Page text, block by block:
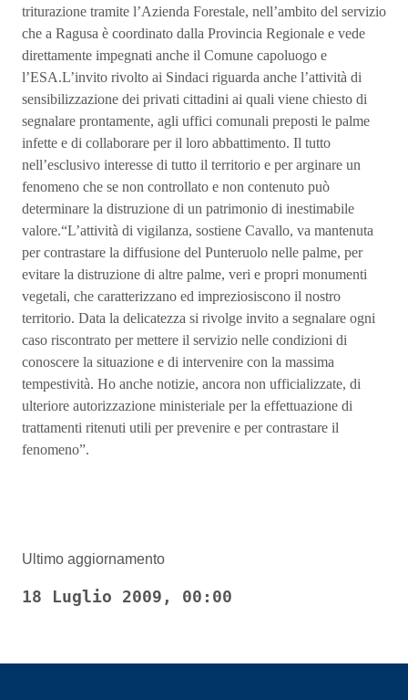
triturazione tramite l’Azienda Forestale, nell’ambito del servizio
che a Ragusa è coordinato dalla Provincia Regionale e vede
direttamente impegnati anche il Comune capoluogo e
l’ESA.L’invito rivolto ai Sindaci riguarda anche l’attività di
sensibilizzazione dei privati cittadini ai quali viene chiesto di
segnalare prontamente, agli uffici comunali preposti le palme
infette e di collaborare per il loro abbattimento. Il tutto
nell’esclusivo interesse di tutto il territorio e per arginare un
fenomeno che se non controllato e non contenuto può
determinare la distruzione di un patrimonio di inestimabile
valore.“L’attività di vigilanza, sostiene Cavallo, va mantenuta
per contrastare la diffusione del Punteruolo nelle palme, per
evitare la distruzione di altre palme, veri e propri monumenti
vegetali, che caratterizzano ed impreziosiscono il nostro
territorio. Data la delicatezza si rivolge invito a segnalare ogni
caso riscontrato per mettere il servizio nelle condizioni di
conoscere la situazione e di intervenire con la massima
tempestività. Ho anche notizie, ancora non ufficializzate, di
ulteriore autorizzazione ministeriale per la effettuazione di
trattamenti ritenuti utili per prevenire e per contrastare il
fenomeno”.
Ultimo aggiornamento
18 Luglio 2009, 00:00